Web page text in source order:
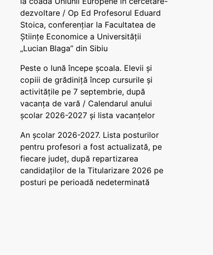
dezvoltare / Op Ed Profesorul Eduard
Stoica, conferențiar la Facultatea de
Științe Economice a Universității
„Lucian Blaga” din Sibiu
Peste o lună începe școala. Elevii și
copiii de grădiniță încep cursurile și
activitățile pe 7 septembrie, după
vacanța de vară / Calendarul anului
școlar 2026-2027 și lista vacanțelor
An școlar 2026-2027. Lista posturilor
pentru profesori a fost actualizată, pe
fiecare județ, după repartizarea
candidaților de la Titularizare 2026 pe
posturi pe perioadă nedeterminată